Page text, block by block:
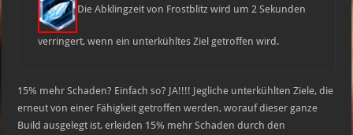
Die Abklingzeit von Frostblitz wird um 2 Sekunden
verringert, wenn ein unterkühltes Ziel getroffen wird.
15% mehr Schaden? Einfach so? JA!!!! Jegliche unterkühlten Ziele, die
erneut von einer Fähigkeit getroffen werden, worauf dieser ganze
Build ausgelegt ist, erleiden 15% mehr Schaden durch den